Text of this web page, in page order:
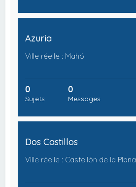
Azuria
Ville réelle : Mahó
0
Sujets
0
Messages
Dos Castillos
Ville réelle : Castellón de la Plana